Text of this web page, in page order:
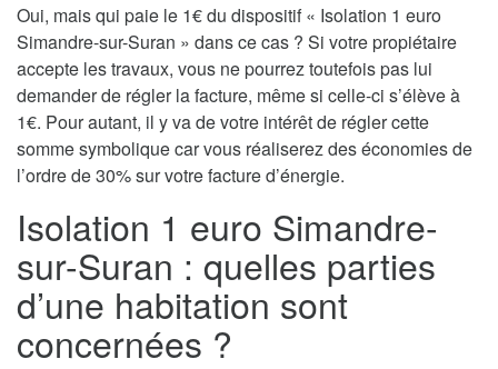
Oui, mais qui paie le 1€ du dispositif « Isolation 1 euro
Simandre-sur-Suran » dans ce cas ? Si votre propiétaire
accepte les travaux, vous ne pourrez toutefois pas lui
demander de régler la facture, même si celle-ci s’élève à
1€. Pour autant, il y va de votre intérêt de régler cette
somme symbolique car vous réaliserez des économies de
l’ordre de 30% sur votre facture d’énergie.
Isolation 1 euro Simandre-
sur-Suran : quelles parties
d’une habitation sont
concernées ?